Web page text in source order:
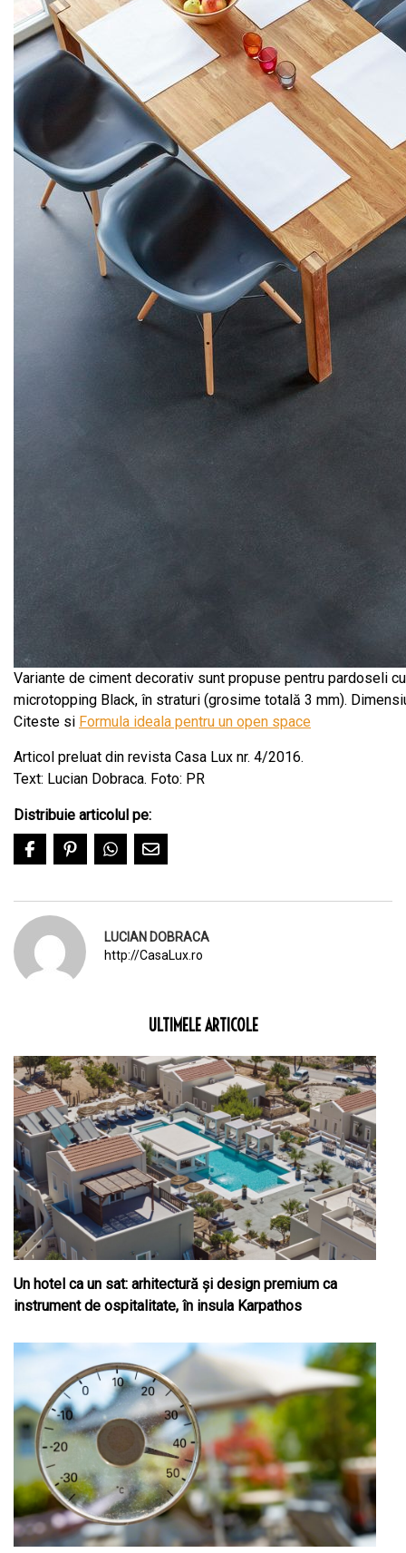
Variante de ciment decorativ sunt propuse pentru pardoseli
microtopping Black, în straturi (grosime totală 3 mm).
Citeste si Formula ideala pentru un open space
Articol preluat din revista Casa Lux nr. 4/2016.
Text: Lucian Dobraca. Foto: PR
Distribuie articolul pe:
LUCIAN DOBRACA
http://CasaLux.ro
ULTIMELE ARTICOLE
Un hotel ca un sat: arhitectură și design premium ca
instrument de ospitalitate, în insula Karpathos